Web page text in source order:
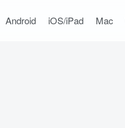
Android iOS/iPad Mac